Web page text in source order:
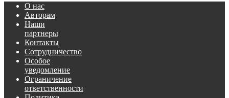
О нас
Авторам
Наши
партнеры
Контакты
Сотрудничество
Особое
уведомление
Ограничение
ответственности